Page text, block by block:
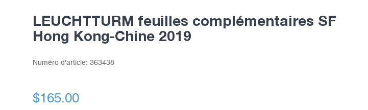
LEUCHTTURM feuilles complémentaires SF
Hong Kong-Chine 2019
Numéro d'article: 363438
$165.00